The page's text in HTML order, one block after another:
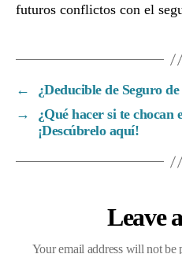
futuros conflictos con el
←
¿Deducible de Seguro
→
¿Qué hacer si te chocan
¡Descúbrelo aquí!
Leave
Your email address will not be